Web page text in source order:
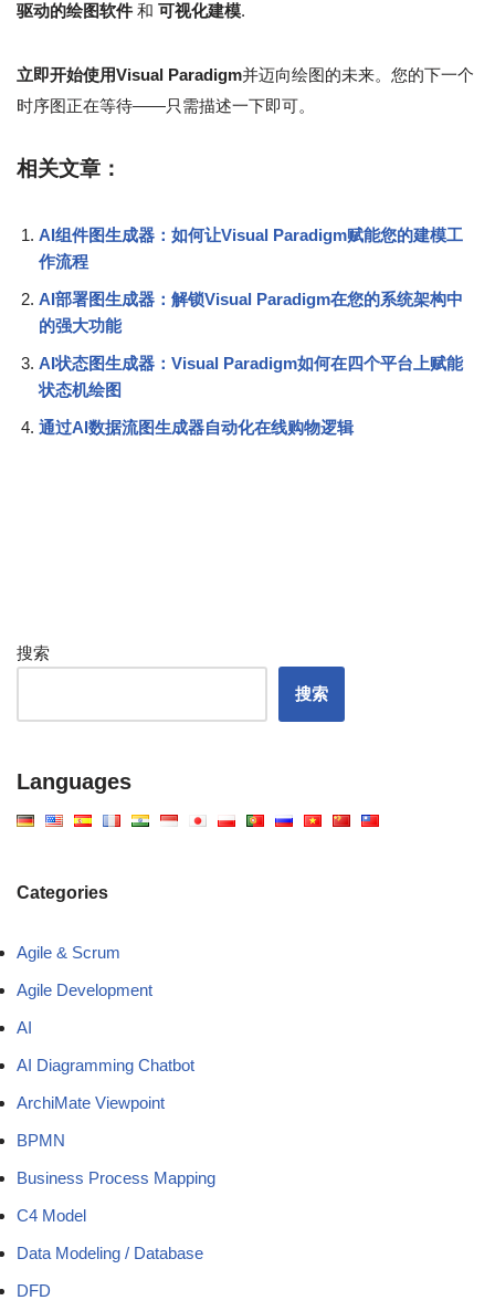
驱动的绘图软件和 可视化建模.
立即开始使用Visual Paradigm并迈向绘图的未来。您的下一个
时序图正在等待——只需描述一下即可。
相关文章：
AI组件图生成器：如何让Visual Paradigm赋能您的建模工
作流程
AI部署图生成器：解锁Visual Paradigm在您的系统架构中
的强大功能
AI状态图生成器：Visual Paradigm如何在四个平台上赋能
状态机绘图
通过AI数据流图生成器自动化在线购物逻辑
搜索
搜索
Languages
Categories
Agile & Scrum
Agile Development
AI
AI Diagramming Chatbot
ArchiMate Viewpoint
BPMN
Business Process Mapping
C4 Model
Data Modeling / Database
DFD